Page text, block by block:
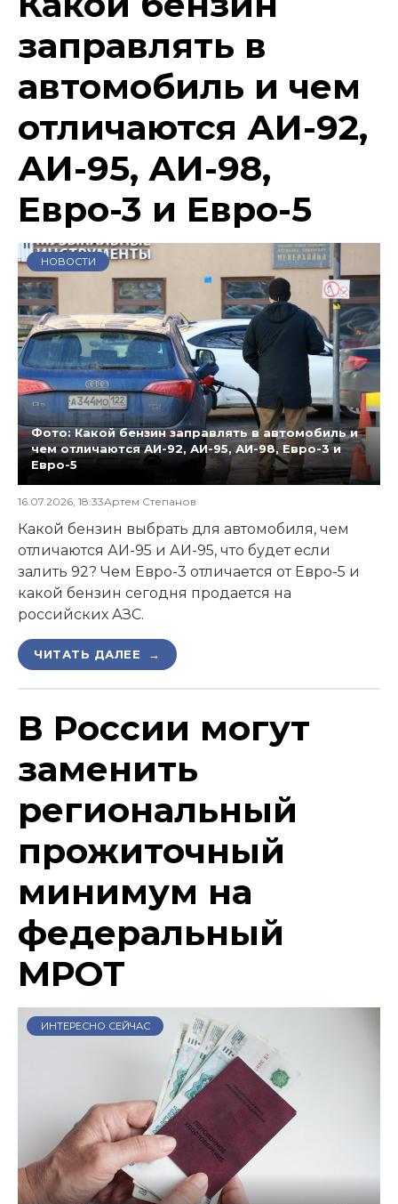
заправлять в
автомобиль и чем
отличаются АИ-92,
АИ-95, АИ-98,
Евро-3 и Евро-5
НОВОСТИ
Фото: Какой бензин заправлять в автомобиль и
чем отличаются АИ-92, АИ-95, АИ-98, Евро-3 и
Евро-5
16.07.2026, 18:33Артем Степанов
Какой бензин выбрать для автомобиля, чем
отличаются АИ-95 и АИ-95, что будет если
залить 92? Чем Евро-3 отличается от Евро-5 и
какой бензин сегодня продается на
российских АЗС.
ЧИТАТЬ ДАЛЕЕ →
В России могут
заменить
региональный
прожиточный
минимум на
федеральный
МРОТ
ИНТЕРЕСНО СЕЙЧАС